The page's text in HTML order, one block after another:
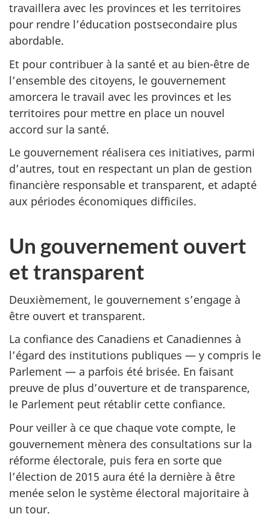
travaillera avec les provinces et les territoires
pour rendre l’éducation postsecondaire plus
abordable.
Et pour contribuer à la santé et au bien-être de
l’ensemble des citoyens, le gouvernement
amorcera le travail avec les provinces et les
territoires pour mettre en place un nouvel
accord sur la santé.
Le gouvernement réalisera ces initiatives, parmi
d’autres, tout en respectant un plan de gestion
financière responsable et transparent, et adapté
aux périodes économiques difficiles.
Un gouvernement ouvert
et transparent
Deuxièmement, le gouvernement s’engage à
être ouvert et transparent.
La confiance des Canadiens et Canadiennes à
l’égard des institutions publiques — y compris le
Parlement — a parfois été brisée. En faisant
preuve de plus d’ouverture et de transparence,
le Parlement peut rétablir cette confiance.
Pour veiller à ce que chaque vote compte, le
gouvernement mènera des consultations sur la
réforme électorale, puis fera en sorte que
l’élection de 2015 aura été la dernière à être
menée selon le système électoral majoritaire à
un tour.